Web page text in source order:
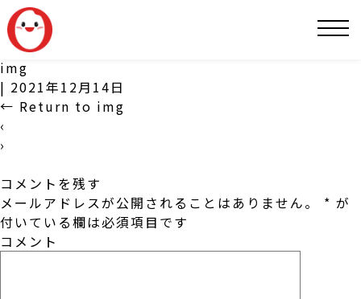
img
| 2021年12月14日
← Return to img
‹
›
コメントを残す
メールアドレスが公開されることはありません。
* が
付いている欄は必須項目です
コメント